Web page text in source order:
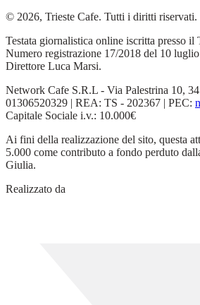
© 2026, Trieste Cafe. Tutti i diritti riservati.
Testata giornalistica online iscritta presso il
Numero registrazione 17/2018 del 10
Direttore Luca Marsi.
Network Cafe S.R.L - Via Palestrina 10,
01306520329 | REA: TS - 202367 | PEC:
Capitale Sociale i.v.: 10.000€
Ai fini della realizzazione del sito, questa
5.000 come contributo a fondo perduto
Giulia.
Realizzato da